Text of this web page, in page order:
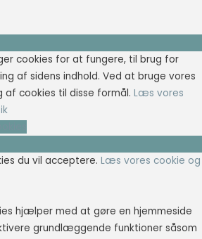
cookies for at fungere, til brug for
af sidens indhold. Ved at bruge vores
cookies til disse formål. Læs vores
du vil acceptere. Læs vores cookie og
hjælper med at gøre en hjemmeside
grundlæggende funktioner såsom